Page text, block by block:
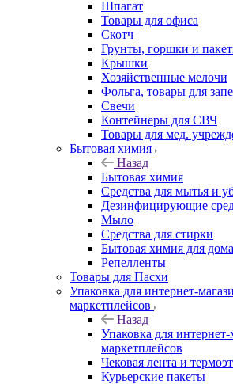
Шпагат
Товары для офиса
Скотч
Грунты, горшки и
Крышки
Хозяйственные мелочи
Фольга, товары для
Свечи
Контейнеры для СВЧ
Товары для мед.
Бытовая химия
Назад
Бытовая химия
Средства для мытья и
Дезинфицирующие
Мыло
Средства для стирки
Бытовая химия для дома
Репелленты
Товары для Пасхи
Упаковка для интернет-
маркетплейсов
Назад
Упаковка для
маркетплейсов
Чековая лента и
Курьерские пакеты